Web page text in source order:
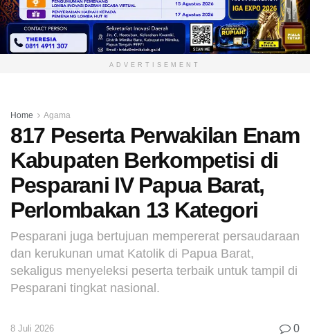
ADVERTISEMENT
Home Agama
817 Peserta Perwakilan Enam
Kabupaten Berkompetisi di
Pesparani IV Papua Barat,
Perlombakan 13 Kategori
Pesparani juga bertujuan mempererat persaudaraan
dan kerukunan umat Katolik di Papua Barat,
sekaligus menyeleksi peserta terbaik untuk tampil di
Pesparani tingkat nasional.
8 Juli 2026 0